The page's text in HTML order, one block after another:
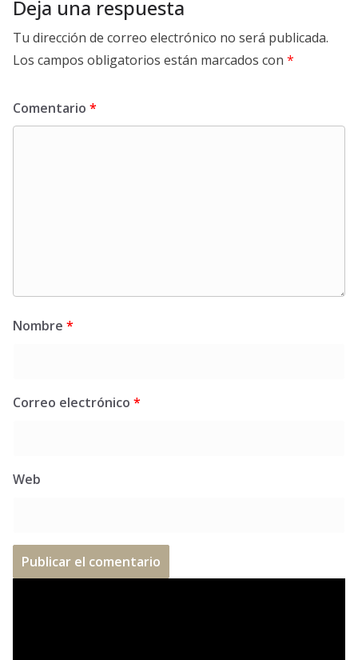
Deja una respuesta
Tu dirección de correo electrónico no será publicada.
Los campos obligatorios están marcados con *
Comentario *
Nombre *
Correo electrónico *
Web